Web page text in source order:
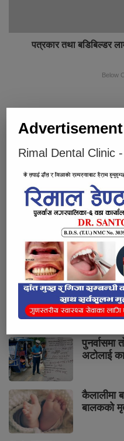
पत्रकार तथा बडिबिल्डर
Below
भर्खरै
सुनको मूल्य
पुनर्वासमा
अटोलाई
कैलालीमा
बालकको
Advertisement
Rimal Dental Clinic